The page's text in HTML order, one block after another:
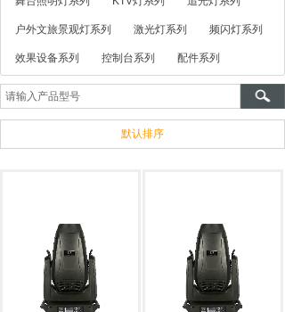
户外文旅景观灯系列 激光灯系列 频闪灯系列
效果设备系列 控制台系列 配件系列
默认排序